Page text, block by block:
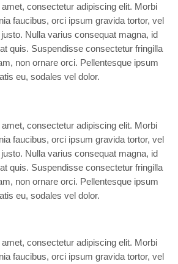
consectetur adipiscing elit. Morbi
faucibus, orci ipsum gravida tortor, vel
Nulla varius consequat magna, id
quis. Suspendisse consectetur fringilla
non ornare orci. Pellentesque ipsum
eu, sodales vel dolor.
consectetur adipiscing elit. Morbi
faucibus, orci ipsum gravida tortor, vel
Nulla varius consequat magna, id
quis. Suspendisse consectetur fringilla
non ornare orci. Pellentesque ipsum
eu, sodales vel dolor.
consectetur adipiscing elit. Morbi
faucibus, orci ipsum gravida tortor, vel